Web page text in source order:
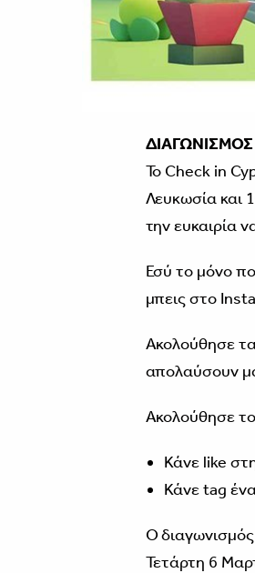
ΔΙΑΓΩΝΙΣΜΟΣ
Το Check in
Λευκωσία και
την ευκαιρία
Εσύ το μόνο
μπεις στο
Ακολούθησε
απολαύσουν
Ακολούθησε
Κάνε like
Kάνε tag
Ο διαγωνισμός
Τετάρτη 6